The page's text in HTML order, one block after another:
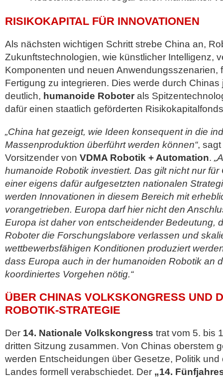
RISIKOKAPITAL FÜR INNOVATIONEN
Als nächsten wichtigen Schritt strebe China an,
Zukunftstechnologien, wie künstlicher Intelligenz,
Komponenten und neuen Anwendungsszenarien,
Fertigung zu integrieren. Dies werde durch Chinas
deutlich, humanoide Roboter als
dafür einen staatlich geförderten
„China hat gezeigt, wie Ideen konsequent in die
Massenproduktion überführt werden können“, sagt
Vorsitzender von VDMA Robotik + Automation.
humanoide Robotik investiert. Das gilt nicht nur
einer eigens dafür aufgesetzten nationalen
werden Innovationen in diesem Bereich mit
vorangetrieben. Europa darf hier nicht den
Europa ist daher von entscheidender Bedeutung,
Roboter die Forschungslabore verlassen und
wettbewerbsfähigen Konditionen produziert
dass Europa auch in der humanoiden Robotik an
koordiniertes Vorgehen nötig.“
ÜBER CHINAS VOLKSKONGRESS UND
ROBOTIK-STRATEGIE
Der 14. Nationale Volkskongress trat vom 5. bis
dritten Sitzung zusammen. Von Chinas oberstem
werden Entscheidungen über Gesetze, Politik und
Landes formell verabschiedet. Der „14.